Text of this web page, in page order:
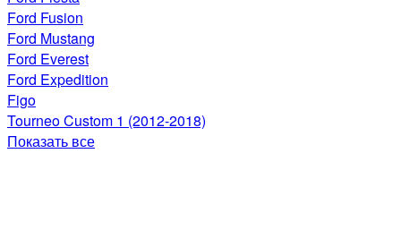
Ford Fusion
Ford Mustang
Ford Everest
Ford Expedition
Figo
Tourneo Custom 1 (2012-2018)
Показать все